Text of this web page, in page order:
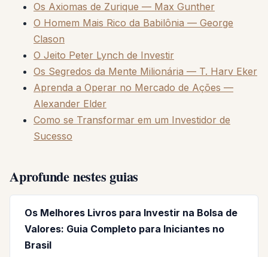
Os Axiomas de Zurique — Max Gunther
O Homem Mais Rico da Babilônia — George
Clason
O Jeito Peter Lynch de Investir
Os Segredos da Mente Milionária — T. Harv Eker
Aprenda a Operar no Mercado de Ações —
Alexander Elder
Como se Transformar em um Investidor de
Sucesso
Aprofunde nestes guias
Os Melhores Livros para Investir na Bolsa de
Valores: Guia Completo para Iniciantes no
Brasil